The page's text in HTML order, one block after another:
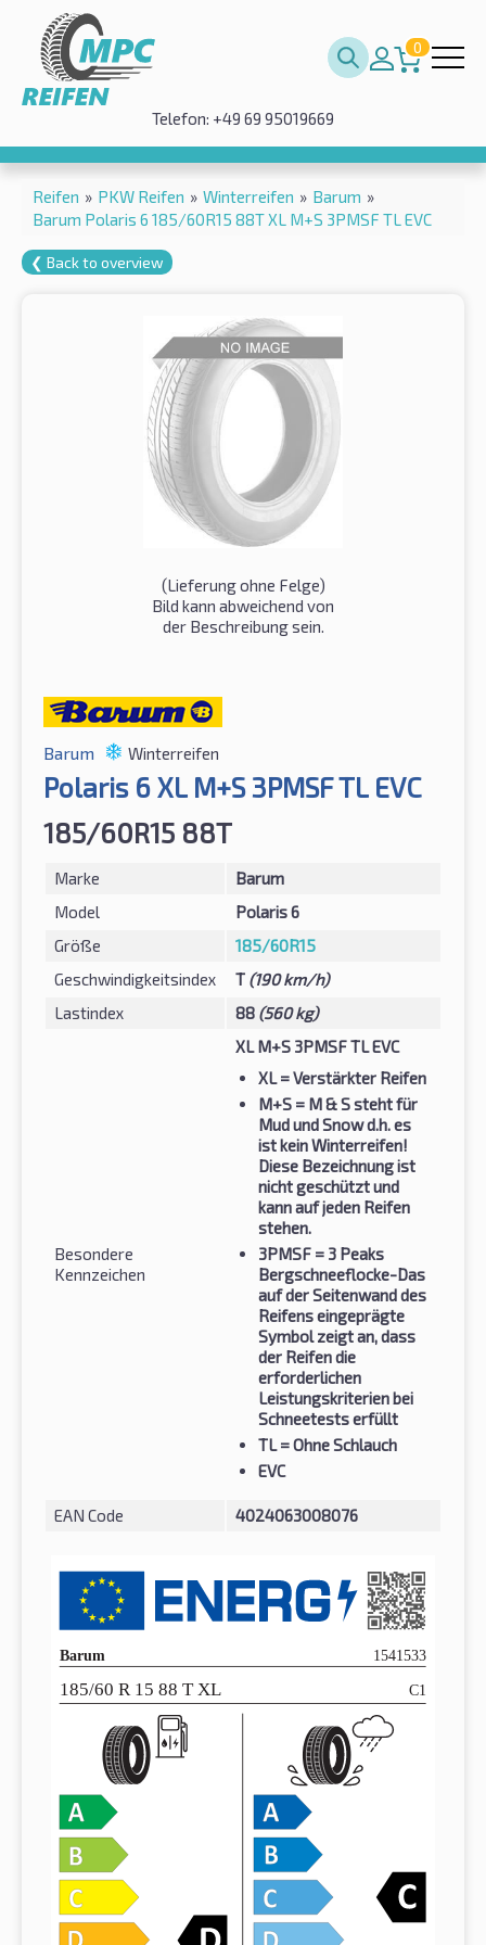
0
Telefon: +49 69 95019669
Reifen » PKW Reifen » Winterreifen » Barum »
Barum Polaris 6 185/60R15 88T XL M+S 3PMSF TL EVC
❮ Back to overview
(Lieferung ohne Felge)
Bild kann abweichend von
der Beschreibung sein.
Barum Winterreifen
Polaris 6 XL M+S 3PMSF TL EVC
185/60R15 88T
Marke
Barum
Model
Polaris 6
Größe
185/60R15
Geschwindigkeitsindex
T (190 km/h)
Lastindex
88 (560 kg)
Besondere
Kennzeichen
XL M+S 3PMSF TL EVC
XL= Verstärkter Reifen
M+S = M & S steht für
Mud und Snow d.h. es
ist kein Winterreifen!
Diese Bezeichnung ist
nicht geschützt und
kann auf jeden Reifen
stehen.
3PMSF = 3 Peaks
Bergschneeflocke-Das
auf der Seitenwand des
Reifens eingeprägte
Symbol zeigt an, dass
der Reifen die
erforderlichen
Leistungskriterien bei
Schneetests erfüllt
TL= Ohne Schlauch
EVC
EAN Code 4024063008076